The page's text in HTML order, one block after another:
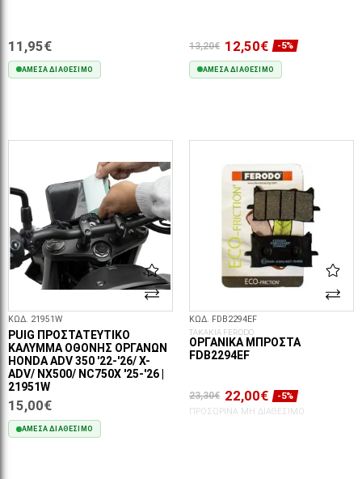
11,95€
ΆΜΕΣΑ ΔΙΑΘΈΣΙΜΟ
13,20€ 12,50€ -5%
ΆΜΕΣΑ ΔΙΑΘΈΣΙΜΟ
ΚΩΔ. 21951W
PUIG ΠΡΟΣΤΑΤΕΥΤΙΚΌ
ΚΆΛΥΜΜΑ ΟΘΌΝΗΣ ΟΡΓΆΝΩΝ
HONDA ADV 350 '22-'26/ X-
ADV/ NX500/ NC750X '25-'26 |
21951W
15,00€
ΆΜΕΣΑ ΔΙΑΘΈΣΙΜΟ
ΚΩΔ. FDB2294EF
ΤΑΚΑΚΙΑ FERODO
ΟΡΓΑΝΙΚΆ ΜΠΡΟΣΤΆ
FDB2294EF
23,30€ 22,00€
-5%
ΠΡΟΣΩΡΙΝΆ ΜΗ ΔΙΑΘΈΣΙΜΟ